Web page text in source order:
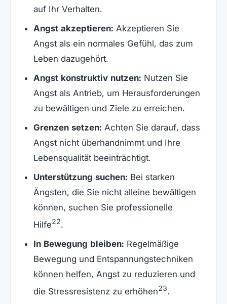
auf Ihr Verhalten.
Angst akzeptieren: Akzeptieren Sie
Angst als ein normales Gefühl, das zum
Leben dazugehört.
Angst konstruktiv nutzen: Nutzen Sie
Angst als Antrieb, um Herausforderungen
zu bewältigen und Ziele zu erreichen.
Grenzen setzen: Achten Sie darauf, dass
Angst nicht überhandnimmt und Ihre
Lebensqualität beeinträchtigt.
Unterstützung suchen: Bei starken
Ängsten, die Sie nicht alleine bewältigen
können, suchen Sie professionelle
Hilfe22.
In Bewegung bleiben: Regelmäßige
Bewegung und Entspannungstechniken
können helfen, Angst zu reduzieren und
die Stressresistenz zu erhöhen23.